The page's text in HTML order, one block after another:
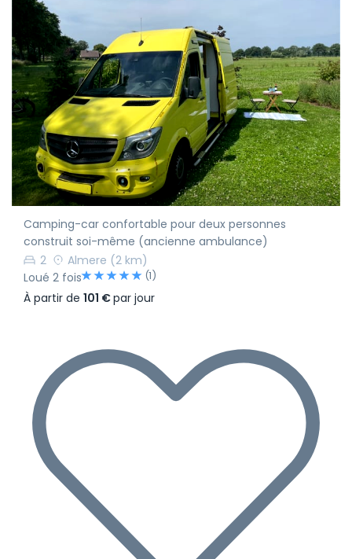
Camping-car confortable pour deux personnes
construit soi-même (ancienne ambulance)
2
Almere (2 km)
Loué 2 fois
(1)
À partir de 101 €par jour